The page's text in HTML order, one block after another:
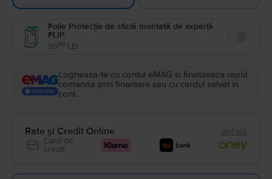
Folie Protecție de sticlă montată de experții
FLIP
9999 LEI
Logheaza-te cu contul eMAG si finalizeaza rapid
comanda prin finantare sau cu cardul salvat in
cont.
Rate și Credit Online detalii
Card de
credit